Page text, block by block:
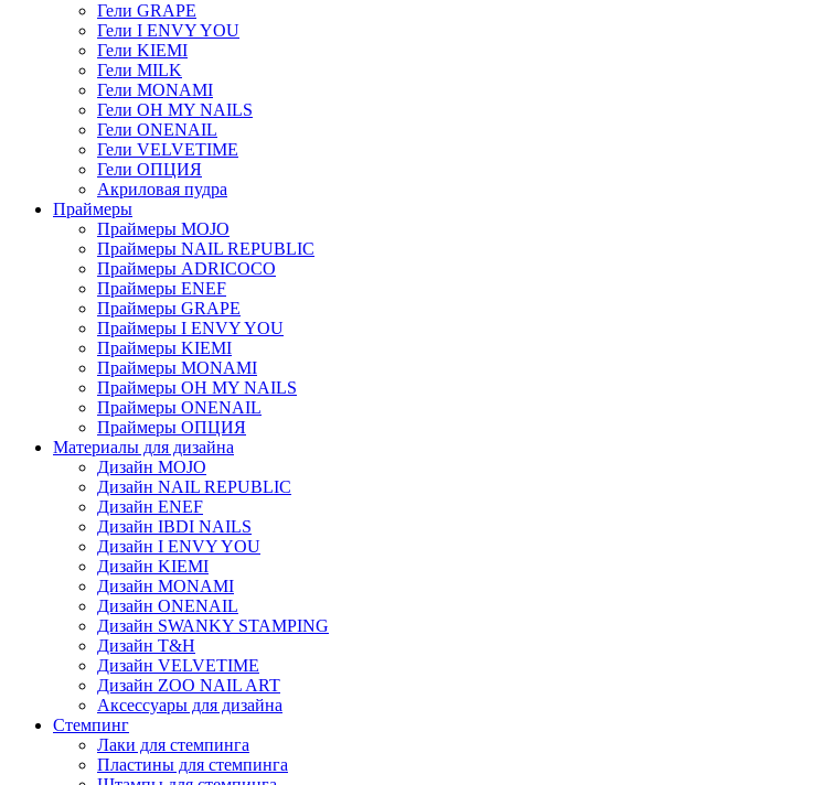
Гели GRAPE
Гели I ENVY YOU
Гели KIEMI
Гели MILK
Гели MONAMI
Гели OH MY NAILS
Гели ONENAIL
Гели VELVETIME
Гели ОПЦИЯ
Акриловая пудра
Праймеры
Праймеры MOJO
Праймеры NAIL REPUBLIC
Праймеры ADRICOCO
Праймеры ENEF
Праймеры GRAPE
Праймеры I ENVY YOU
Праймеры KIEMI
Праймеры MONAMI
Праймеры OH MY NAILS
Праймеры ONENAIL
Праймеры ОПЦИЯ
Материалы для дизайна
Дизайн MOJO
Дизайн NAIL REPUBLIC
Дизайн ENEF
Дизайн IBDI NAILS
Дизайн I ENVY YOU
Дизайн KIEMI
Дизайн MONAMI
Дизайн ONENAIL
Дизайн SWANKY STAMPING
Дизайн T&H
Дизайн VELVETIME
Дизайн ZOO NAIL ART
Аксессуары для дизайна
Стемпинг
Лаки для стемпинга
Пластины для стемпинга